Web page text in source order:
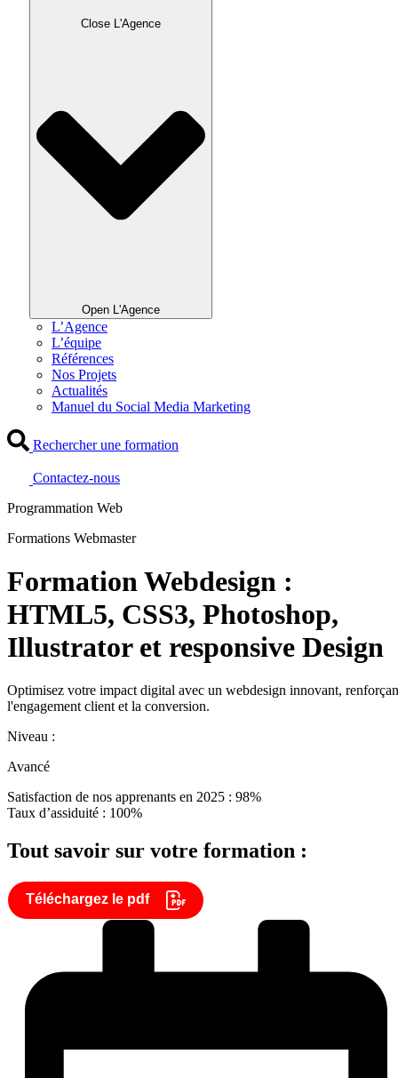
Close L'Agence
Open L'Agence
L’Agence
L’équipe
Références
Nos Projets
Actualités
Manuel du Social Media Marketing
Rechercher une formation
Contactez-nous
Programmation Web
Formations Webmaster
Formation Webdesign :
HTML5, CSS3, Photoshop,
Illustrator et responsive Design
Optimisez votre impact digital avec un webdesign innovant,
l'engagement client et la conversion.
Niveau :
Avancé
Satisfaction de nos apprenants en 2025 : 98%
Taux d’assiduité : 100%
Tout savoir sur votre formation :
Téléchargez le pdf